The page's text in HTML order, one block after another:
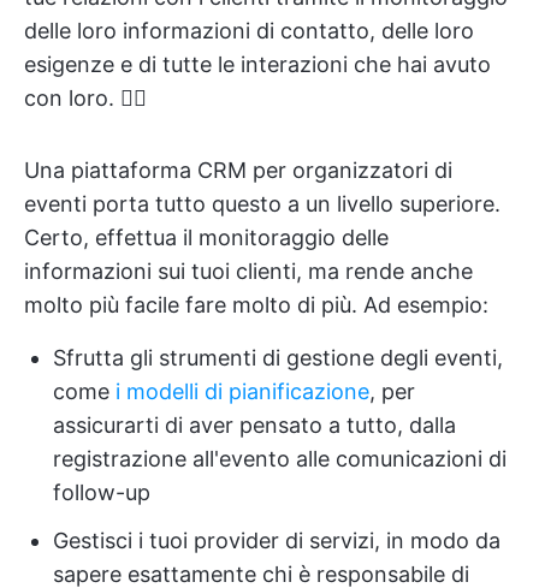
delle loro informazioni di contatto, delle loro
esigenze e di tutte le interazioni che hai avuto
con loro. 🙋‍♀️
Una piattaforma CRM per organizzatori di
eventi porta tutto questo a un livello superiore.
Certo, effettua il monitoraggio delle
informazioni sui tuoi clienti, ma rende anche
molto più facile fare molto di più. Ad esempio:
Sfrutta gli strumenti di gestione degli eventi,
come i modelli di pianificazione, per
assicurarti di aver pensato a tutto, dalla
registrazione all'evento alle comunicazioni di
follow-up
Gestisci i tuoi provider di servizi, in modo da
sapere esattamente chi è responsabile di